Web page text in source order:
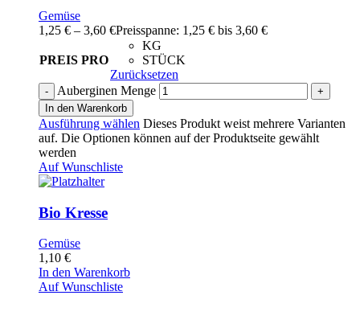
Gemüse
1,25 € – 3,60 €Preisspanne: 1,25 € bis 3,60 €
PREIS PRO
KG
STÜCK
Zurücksetzen
Auberginen Menge
In den Warenkorb
Ausführung wählen Dieses Produkt weist mehrere Varianten
auf. Die Optionen können auf der Produktseite gewählt
werden
Auf Wunschliste
Bio Kresse
Gemüse
1,10 €
In den Warenkorb
Auf Wunschliste